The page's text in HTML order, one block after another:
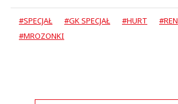
#SPECJAŁ #GK SPECJAŁ #HURT
#REN
#MROZONKI